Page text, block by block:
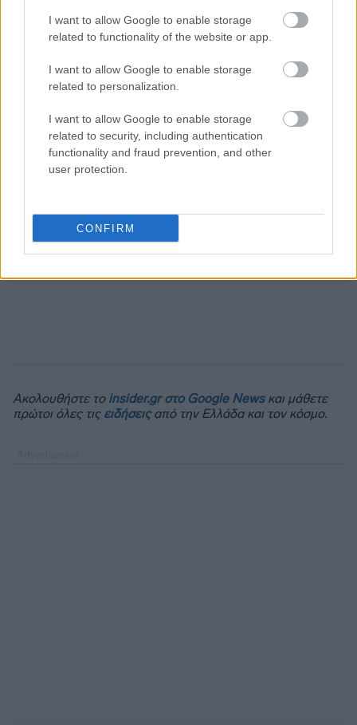
I want to allow Google to enable storage
related to functionality of the website or app.
I want to allow Google to enable storage
related to personalization.
I want to allow Google to enable storage
related to security, including authentication
functionality and fraud prevention, and other
user protection.
CONFIRM
Ακολουθήστε το insider.gr στο Google Newsκαι μάθετε
πρώτοι όλες τις ειδήσειςαπό την Ελλάδα και τον κόσμο.